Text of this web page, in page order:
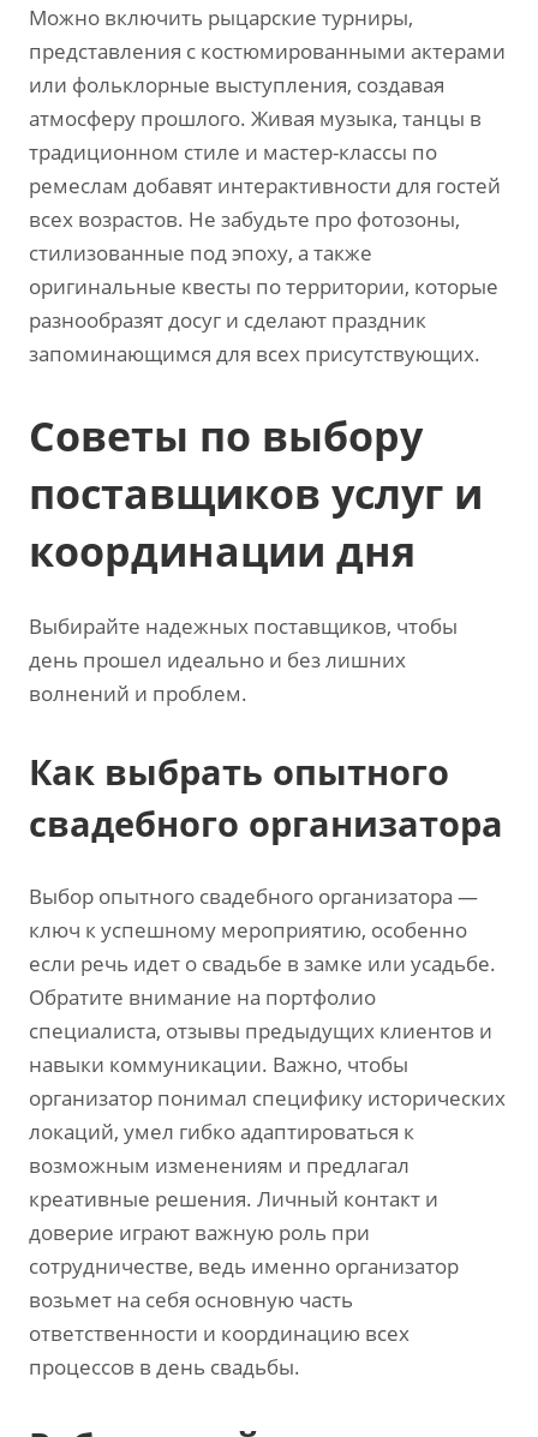
Можно включить рыцарские турниры‚
представления с костюмированными актерами
или фольклорные выступления‚ создавая
атмосферу прошлого. Живая музыка‚ танцы в
традиционном стиле и мастер-классы по
ремеслам добавят интерактивности для гостей
всех возрастов. Не забудьте про фотозоны‚
стилизованные под эпоху‚ а также
оригинальные квесты по территории‚ которые
разнообразят досуг и сделают праздник
запоминающимся для всех присутствующих.
Советы по выбору
поставщиков услуг и
координации дня
Выбирайте надежных поставщиков‚ чтобы
день прошел идеально и без лишних
волнений и проблем.
Как выбрать опытного
свадебного организатора
Выбор опытного свадебного организатора —
ключ к успешному мероприятию‚ особенно
если речь идет о свадьбе в замке или усадьбе.
Обратите внимание на портфолио
специалиста‚ отзывы предыдущих клиентов и
навыки коммуникации. Важно‚ чтобы
организатор понимал специфику исторических
локаций‚ умел гибко адаптироваться к
возможным изменениям и предлагал
креативные решения. Личный контакт и
доверие играют важную роль при
сотрудничестве‚ ведь именно организатор
возьмет на себя основную часть
ответственности и координацию всех
процессов в день свадьбы.